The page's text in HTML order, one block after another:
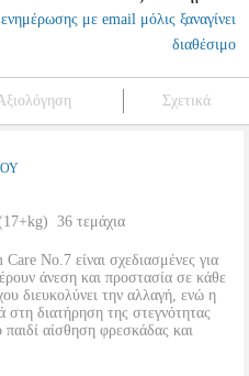
με email μόλις ξαναγίνει
διαθέσιμο
Σχετικά
 36 τεμάχια
No.7 είναι σχεδιασμένες για
άνεση και προστασία σε κάθε
διευκολύνει την αλλαγή, ενώ η
διατήρηση της στεγνότητας
αίσθηση φρεσκάδας και